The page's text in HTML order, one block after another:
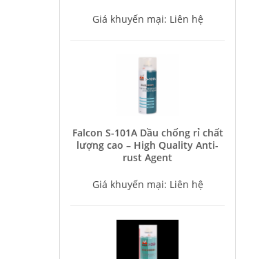
lượng cao – High Quality Anti-
rust Agent